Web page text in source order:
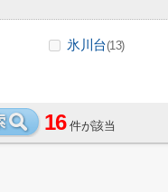
氷川台(13)
16 件が該当